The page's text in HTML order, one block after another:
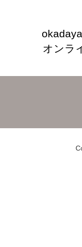
オンラ